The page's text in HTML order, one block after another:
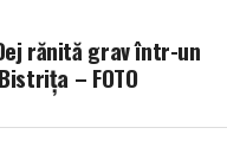
rănită grav într-un
– FOTO